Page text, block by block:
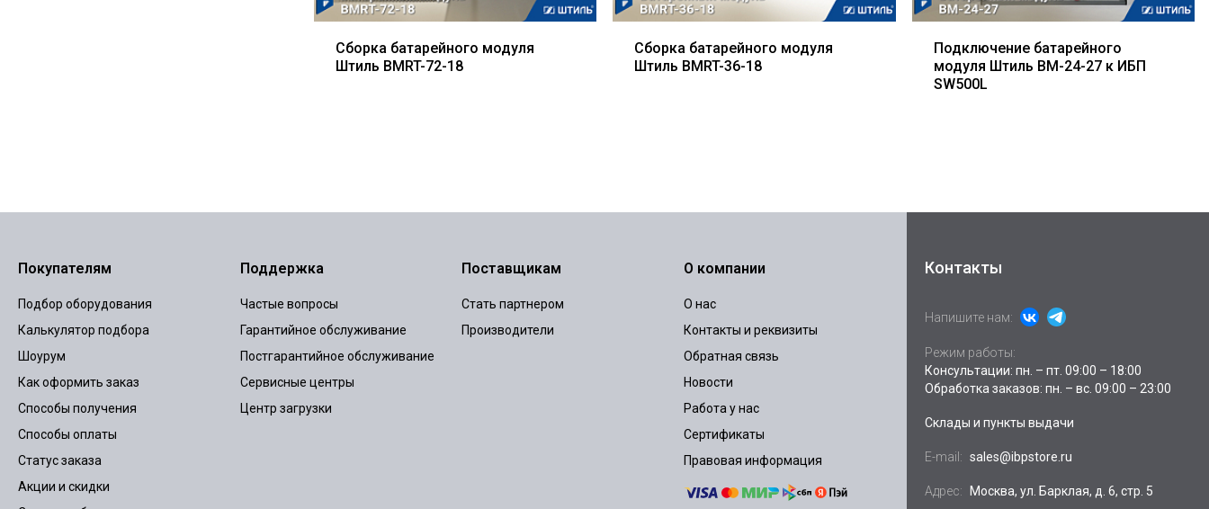
Сборка батарейного модуля
Штиль BMRT-72-18
Сборка батарейного модуля
Штиль BMRT-36-18
Подключение батарейного
модуля Штиль BM-24-27 к ИБП
SW500L
Покупателям
Подбор оборудования
Калькулятор подбора
Шоурум
Как оформить заказ
Способы получения
Способы оплаты
Статус заказа
Акции и скидки
Поддержка
Частые вопросы
Гарантийное обслуживание
Постгарантийное обслуживание
Сервисные центры
Центр загрузки
Поставщикам
Стать партнером
Производители
О компании
О нас
Контакты и реквизиты
Обратная связь
Новости
Работа у нас
Сертификаты
Правовая информация
Контакты
Напишите нам:
Режим работы:
Консультации: пн. – пт. 09:00 – 18:00
Обработка заказов: пн. – вс. 09:00 – 23:00
Склады и пункты выдачи
E-mail: sales@ibpstore.ru
Адрес: Москва, ул. Барклая, д. 6, стр. 5